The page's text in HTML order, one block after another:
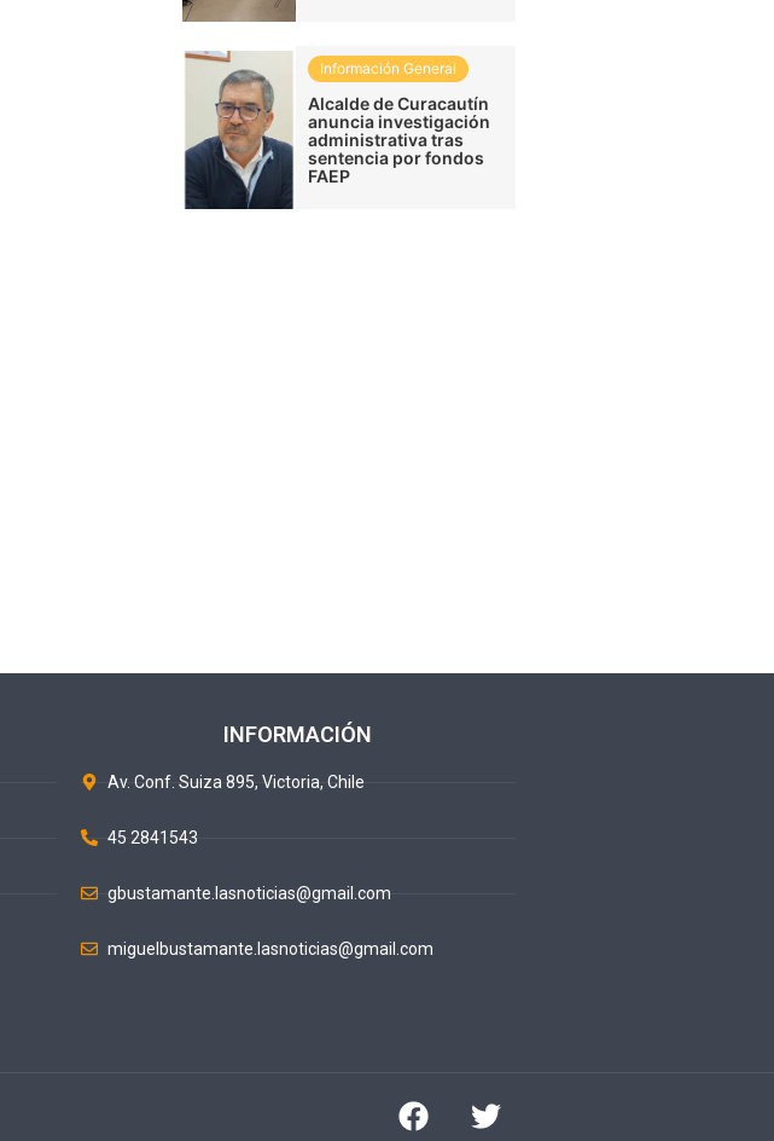
Información General
Alcalde de Curacautín
anuncia investigación
administrativa tras
sentencia por fondos
FAEP
INFORMACIÓN
Av. Conf. Suiza 895, Victoria, Chile
45 2841543
gbustamante.lasnoticias@gmail.com
miguelbustamante.lasnoticias@gmail.com